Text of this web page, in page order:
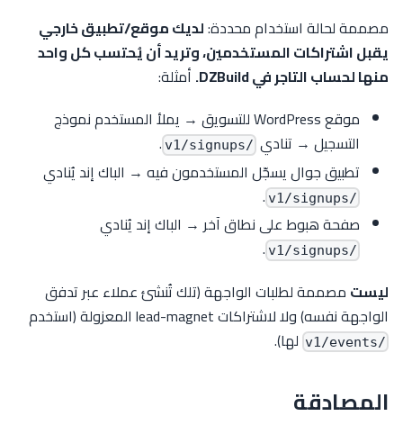
مصممة لحالة استخدام محددة:لديك موقع/تطبيق خارجي
يقبل اشتراكات المستخدمين، وتريد أن يُحتسب كل واحد
منها لحساب التاجر في DZBuild.
أمثلة:
موقع WordPress للتسويق → يملأ المستخدم نموذج
التسجيل → تنادي /v1/signups
.
تطبيق جوال يسجّل المستخدمون فيه → الباك إند يُنادي
/v1/signups
.
صفحة هبوط على نطاق آخر → الباك إند يُنادي
/v1/signups
.
ليست مصممة لطلبات الواجهة (تلك تُنشئ عملاء عبر تدفق
الواجهة نفسه) ولا لاشتراكات lead-magnet المعزولة (استخدم
/v1/events لها).
المصادقة